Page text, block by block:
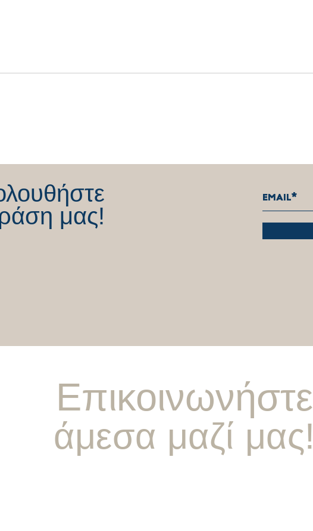
μας!
άμεσα μαζί μας!
Επικοινωνήστε